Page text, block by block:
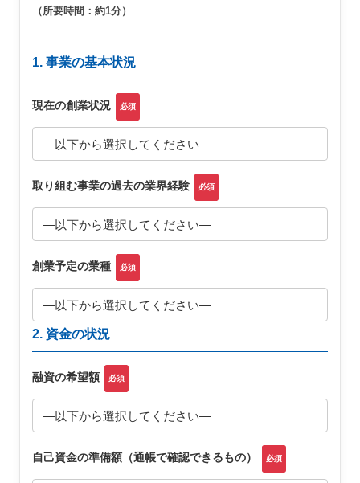
（所要時間：約1分）
1. 事業の基本状況
現在の創業状況 必須
取り組む事業の過去の業界経験 必須
創業予定の業種 必須
2. 資金の状況
融資の希望額 必須
自己資金の準備額（通帳で確認できるもの） 必須